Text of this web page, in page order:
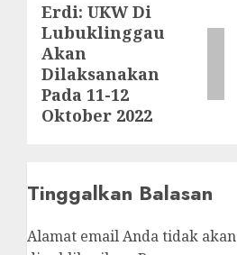
Next
post:
Erdi: UKW Di
Lubuklinggau
Akan
Dilaksanakan
Pada 11-12
Oktober 2022
Tinggalkan Balasan
Alamat email Anda tidak akan